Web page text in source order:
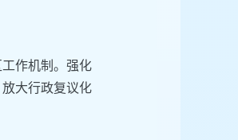
工作机制。强化
大行政复议化